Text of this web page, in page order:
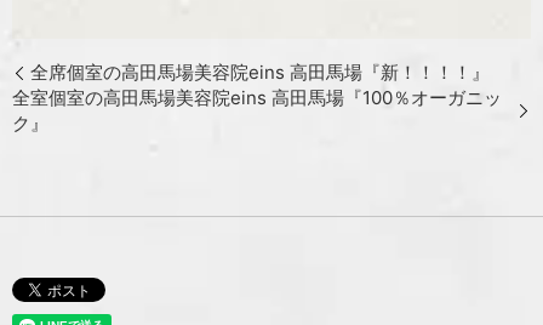
全席個室の高田馬場美容院eins 高田馬場『新！！！！』
全室個室の高田馬場美容院eins 高田馬場『100％オーガニッ
ク』